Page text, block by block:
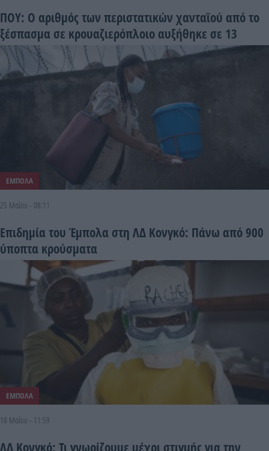
ΠΟΥ: Ο αριθμός των περιστατικών χανταϊού από το
ξέσπασμα σε κρουαζιερόπλοιο αυξήθηκε σε 13
ΕΜΠΟΛΑ
25 Μαΐου - 08:11
Επιδημία του Έμπολα στη ΛΔ Κονγκό: Πάνω από 900
ύποπτα κρούσματα
ΕΜΠΟΛΑ
18 Μαΐου - 11:59
ΛΔ Κονγκό: Τι γνωρίζουμε μέχρι στιγμής για την